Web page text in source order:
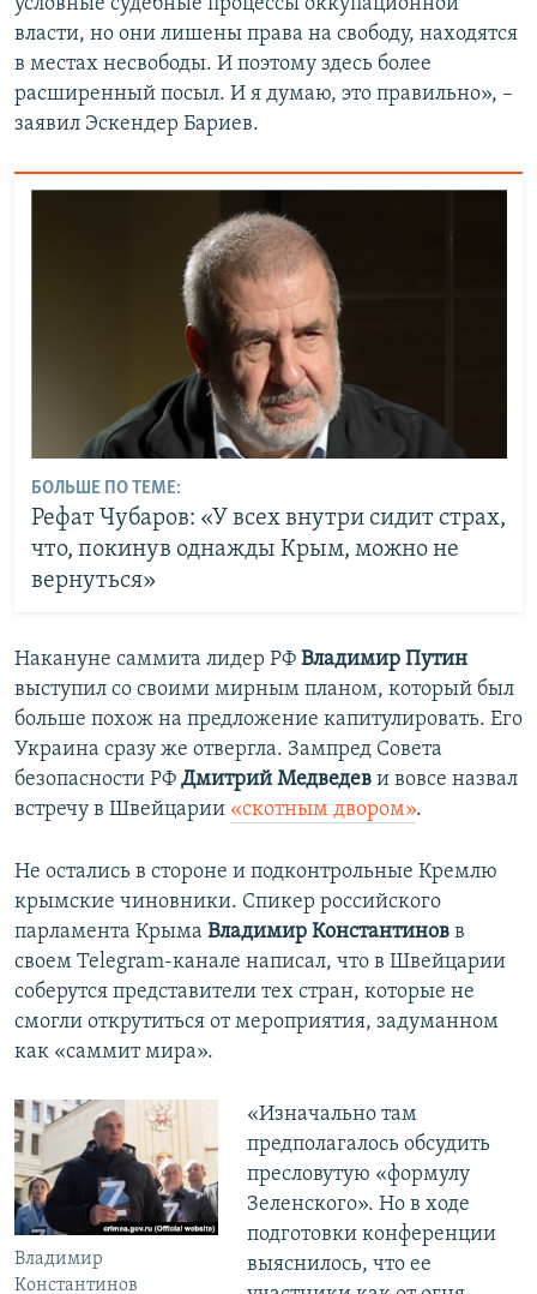
власти, но они лишены права на свободу, находятся
в местах несвободы. И поэтому здесь более
расширенный посыл. И я думаю, это правильно», –
заявил Эскендер Бариев.
БОЛЬШЕ ПО ТЕМЕ:
Рефат Чубаров: «У всех внутри сидит страх,
что, покинув однажды Крым, можно не
вернуться»
Накануне саммита лидер РФ Владимир Путин
выступил со своими мирным планом, который был
больше похож на предложение капитулировать. Его
Украина сразу же отвергла. Зампред Совета
безопасности РФ Дмитрий Медведев и вовсе назвал
встречу в Швейцарии «скотным двором».
Не остались в стороне и подконтрольные Кремлю
крымские чиновники. Спикер российского
парламента Крыма Владимир Константинов в
своем Telegram-канале написал, что в Швейцарии
соберутся представители тех стран, которые не
смогли открутиться от мероприятия, задуманном
как «саммит мира».
Владимир
Константинов
«Изначально там
предполагалось обсудить
пресловутую «формулу
Зеленского». Но в ходе
подготовки конференции
выяснилось, что ее